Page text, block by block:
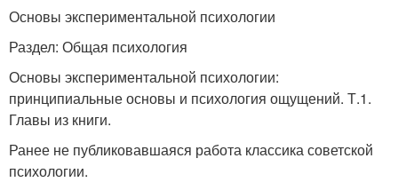
Основы экспериментальной психологии
Раздел: Общая психология
Основы экспериментальной психологии:
принципиальные основы и психология ощущений. Т.1.
Главы из книги.
Ранее не публиковавшаяся работа классика советской
психологии.